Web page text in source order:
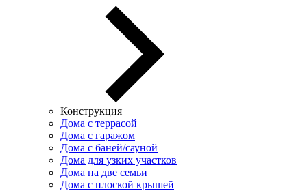
Конструкция
Дома с террасой
Дома с гаражом
Дома с баней/сауной
Дома для узких участков
Дома на две семьи
Дома с плоской крышей